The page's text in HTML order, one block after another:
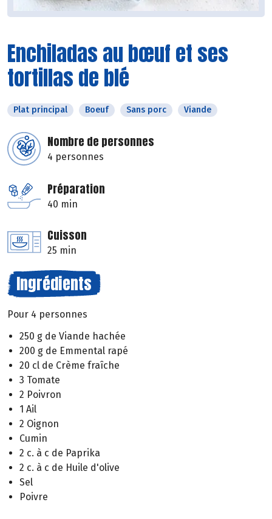
Enchiladas au bœuf et ses
tortillas de blé
Plat principal Boeuf Sans porc Viande
Nombre de personnes
4 personnes
Préparation
40 min
Cuisson
25 min
Ingrédients
Pour 4 personnes
250 g de Viande hachée
200 g de Emmental rapé
20 cl de Crème fraîche
3 Tomate
2 Poivron
1 Ail
2 Oignon
Cumin
2 c. à c de Paprika
2 c. à c de Huile d'olive
Sel
Poivre